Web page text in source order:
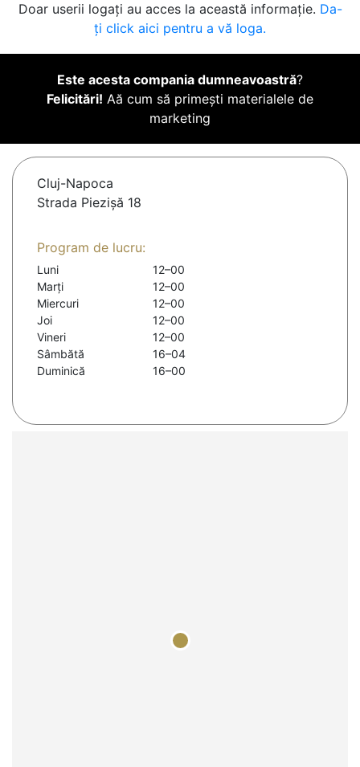
Doar userii logați au acces la această informație. Da-
ți click aici pentru a vă loga.
Este acesta compania dumneavoastră?
Felicitări! Aă cum să primești materialele de
marketing
Cluj-Napoca
Strada Piezișă 18
Program de lucru:
Luni
12–00
Marți
12–00
Miercuri
12–00
Joi
12–00
Vineri
12–00
Sâmbătă
16–04
Duminică
16–00